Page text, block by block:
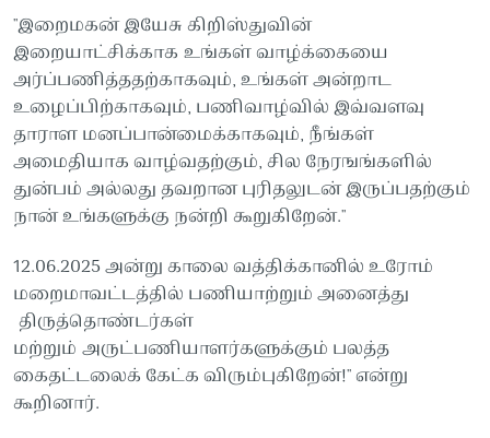
"இறைமகன் இயேசு கிறிஸ்துவின்
இறையாட்சிக்காக உங்கள் வாழ்க்கையை
அர்ப்பணித்ததற்காகவும், உங்கள் அன்றாட
உழைப்பிற்காகவும், பணிவாழ்வில் இவ்வளவு
தாராள மனப்பான்மைக்காகவும், நீங்கள்
அமைதியாக வாழ்வதற்கும், சில நேரஙங்களில்
துன்பம் அல்லது தவறான புரிதலுடன் இருப்பதற்கும்
நான் உங்களுக்கு நன்றி கூறுகிறேன்."
12.06.2025 அன்று காலை வத்திக்கானில் உரோம்
மறைமாவட்டத்தில் பணியாற்றும் அனைத்து
திருத்தொண்டர்கள்
மற்றும் அருட்பணியாளர்களுக்கும் பலத்த
கைதட்டலைக் கேட்க விரும்புகிறேன்!" என்று
கூறினார்.